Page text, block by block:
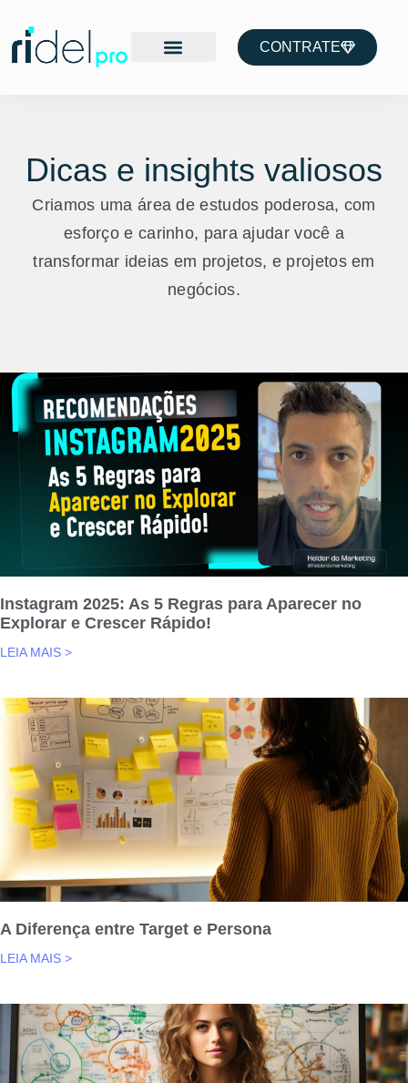
CONTRATE
Criamos uma área de estudos poderosa, com
esforço e carinho, para ajudar você a
transformar ideias em projetos, e projetos em
negócios.
Dicas e insights valiosos
Instagram 2025: As 5 Regras para Aparecer no
Explorar e Crescer Rápido!
LEIA MAIS >
A Diferença entre Target e Persona
LEIA MAIS >